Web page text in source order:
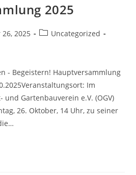
2025
2025
Uncategorized
- Begeistern! Hauptversammlung
Im
und Gartenbauverein e.V. (OGV)
26. Oktober, 14 Uhr, zu seiner